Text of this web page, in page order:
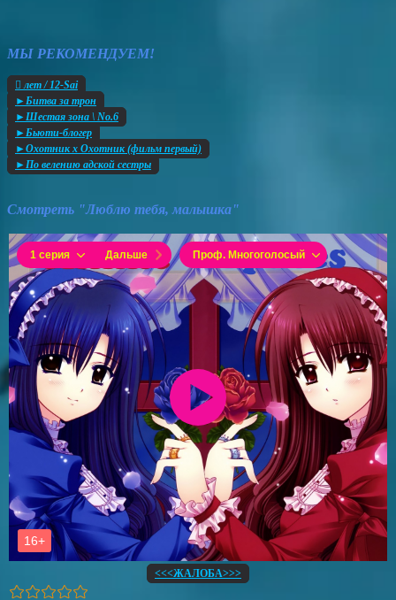
МЫ РЕКОМЕНДУЕМ!
󫲴 лет / 12-Sai
►Битва за трон
►Шестая зона \ No.6
►Бьюти-блогер
►Охотник х Охотник (фильм первый)
►По велению адской сестры
Смотреть "Люблю тебя, малышка"
<<<ЖАЛОБА>>>